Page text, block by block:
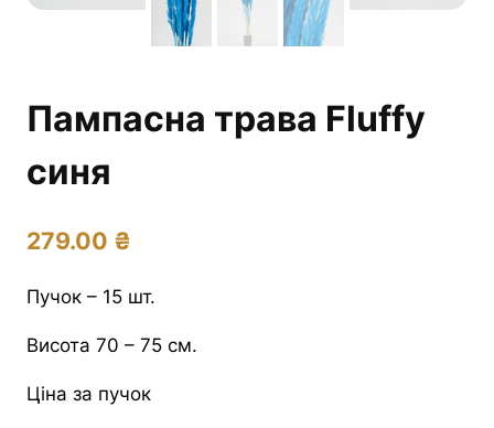
Пампасна трава Fluffy
синя
279.00 ₴
Пучок – 15 шт.
Висота 70 – 75 см.
Ціна за пучок